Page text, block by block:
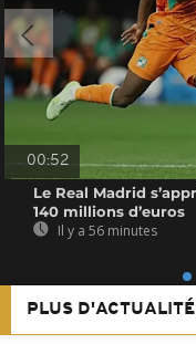
00:52
Le Real Madrid
140 millions d’euros
Il y a 56 minutes
PLUS